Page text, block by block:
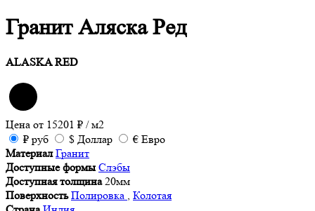
Гранит Аляска Ред
ALASKA RED
Цена от 15201 ₽ / м2
₽ руб $ Доллар € Евро
Материал Гранит
Доступные формы Слэбы
Доступная толщина 20мм
Поверхность Полировка
Колотая